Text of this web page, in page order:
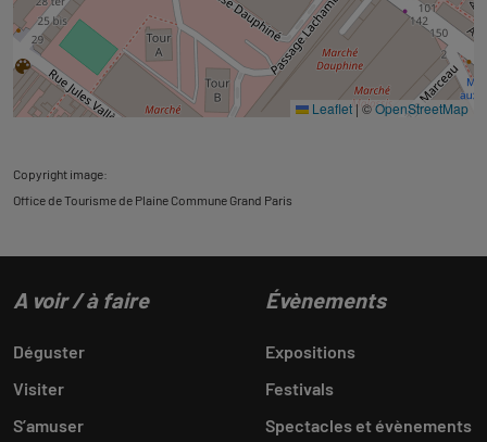
Leaflet | ©OpenStreetMap
Copyright image:
Office de Tourisme de Plaine Commune Grand Paris
A voir / à faire
Déguster
Visiter
S’amuser
Évènements
Expositions
Festivals
Spectacles et évènements